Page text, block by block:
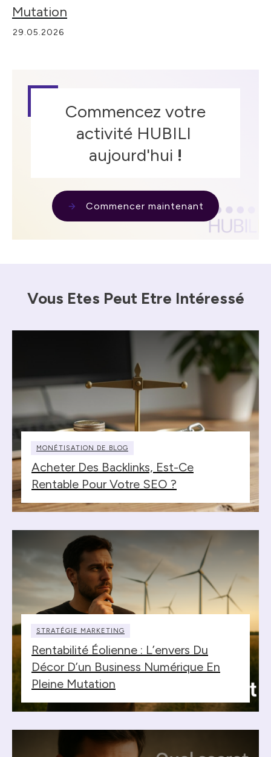
Mutation
29.05.2026
Commencez votre
activité HUBILI
aujourd'hui !
Commencer maintenant
Vous Etes Peut Etre Intéressé
MONÉTISATION DE BLOG
Acheter Des Backlinks, Est-Ce
Rentable Pour Votre SEO ?
STRATÉGIE MARKETING
Rentabilité Éolienne : L’envers Du
Décor D’un Business Numérique En
Pleine Mutation